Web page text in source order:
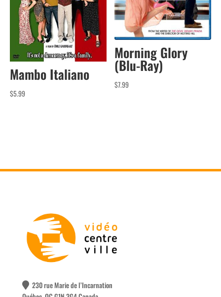
Mambo Italiano
$5.99
Morning Glory
(Blu-Ray)
$7.99
230 rue Marie de l’Incarnation